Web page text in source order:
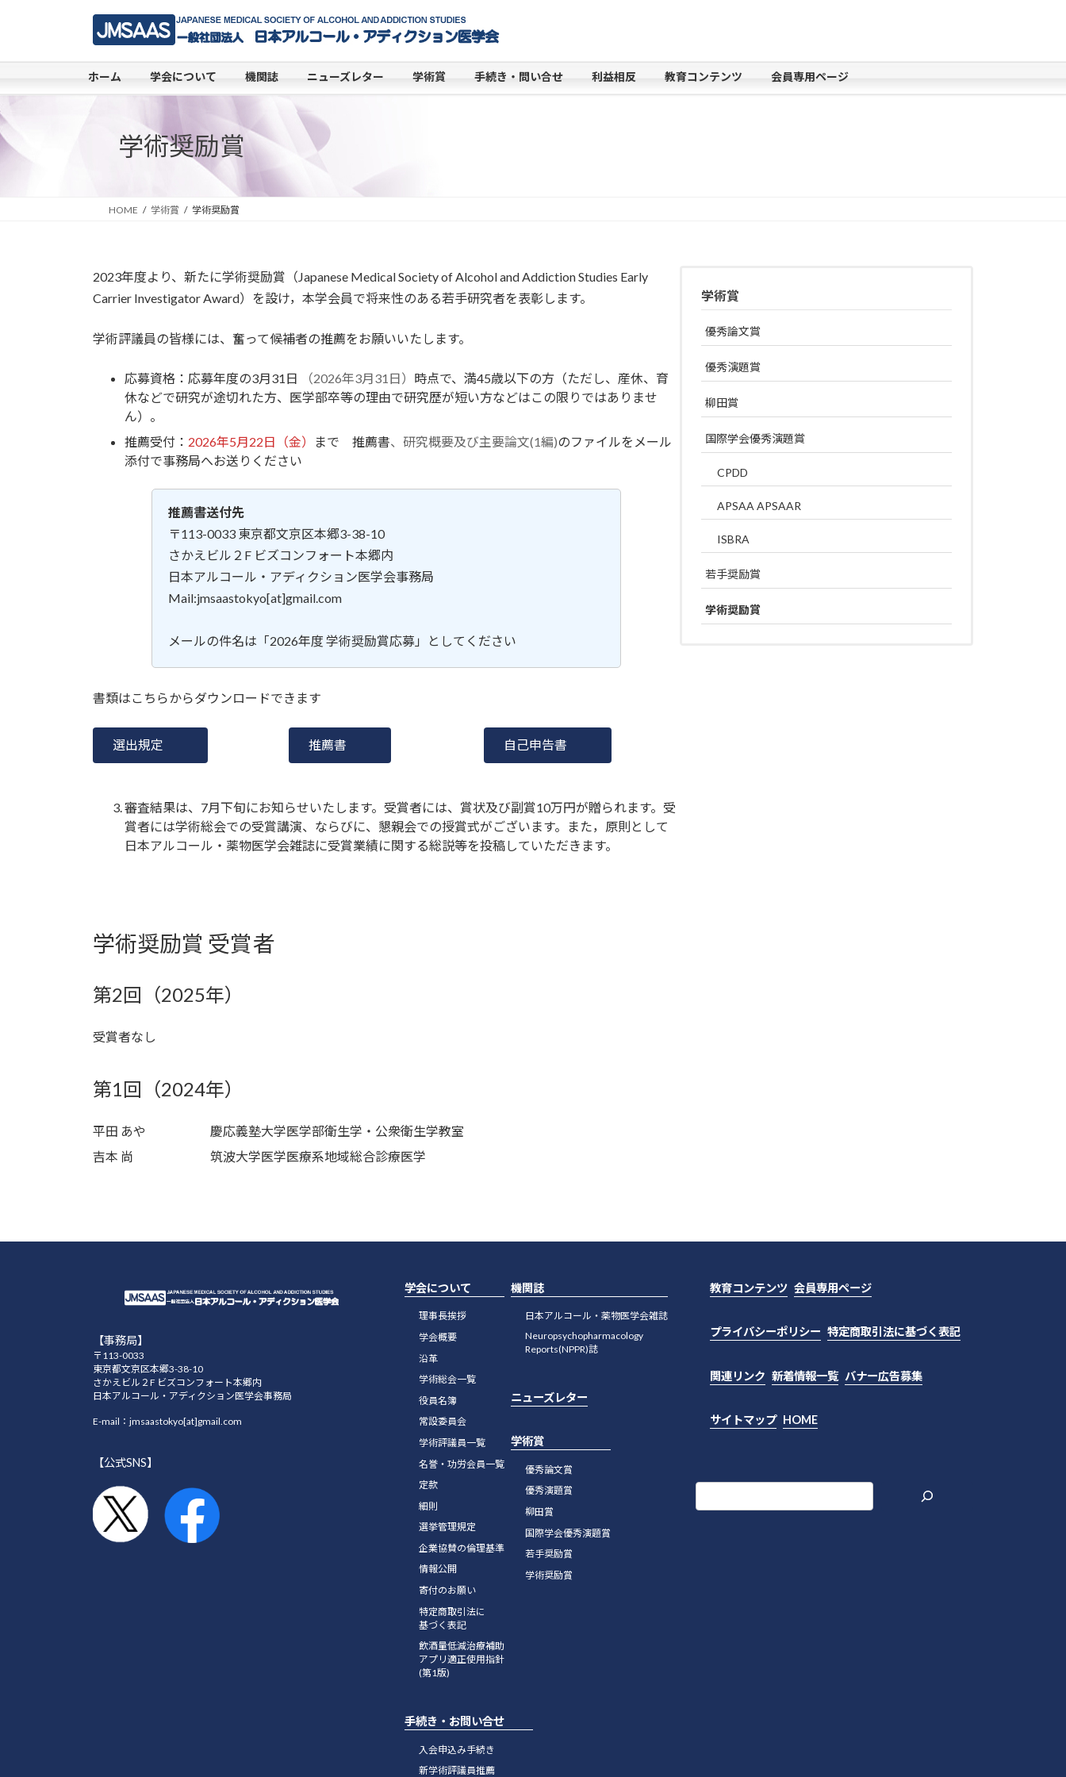
ン
ス
キ
ー
ン
に
ホーム 学会について 機関誌 ニューズレター 学術賞 手続き・問い合せ 利益相反 教育コンテンツ 会員専用ページ
学術奨励賞
HOME 学術賞 学術奨励賞
2023年度より、新たに学術奨励賞（Japanese Medical Society of Alcohol and Addiction Studies Early
Carrier Investigator Award）を設け，本学会員で将来性のある若手研究者を表彰します。
学術評議員の皆様には、奮って候補者の推薦をお願いいたします。
応募資格：応募年度の3月31日 （2026年3月31日） 時点で、満45歳以下の方（ただし、産休、育
休などで研究が途切れた方、医学部卒等の理由で研究歴が短い方などはこの限りではありませ
ん）。
推薦受付： 2026年5月22日（金） まで 推薦書、研究概要及び主要論文(1編)のファイルをメール
添付で事務局へお送りください
推薦書送付先
〒113-0033 東京都文京区本郷3-38-10
さかえビル２F ビズコンフォート本郷内
日本アルコール・アディクション医学会事務局
Mail:jmsaastokyo[at]gmail.com
メールの件名は「2026年度 学術奨励賞応募」としてください
書類はこちらからダウンロードできます
選出規定 推薦書 自己申告書
審査結果は、7月下旬にお知らせいたします。受賞者には、賞状及び副賞10万円が贈られます。受
賞者には学術総会での受賞講演、ならびに、懇親会での授賞式がございます。また，原則として
日本アルコール・薬物医学会雑誌に受賞業績に関する総説等を投稿していただきます。
学術奨励賞 受賞者
第2回（2025年）
受賞者なし
第1回（2024年）
平田 あや
慶応義塾大学医学部衛生学・公衆衛生学教室
吉本 尚
筑波大学医学医療系地域総合診療医学
学術賞
優秀論文賞
優秀演題賞
柳田賞
国際学会優秀演題賞
CPDD
APSAA APSAAR
ISBRA
若手奨励賞
学術奨励賞
【事務局】
〒113-0033
東京都文京区本郷3-38-10
さかえビル２F ビズコンフォート本郷内
日本アルコール・アディクション医学会事務局
E-mail：jmsaastokyo[at]gmail.com
【公式SNS】
学会について
理事長挨拶
学会概要
沿革
学術総会一覧
役員名簿
常設委員会
学術評議員一覧
名誉・功労会員一覧
定款
細則
選挙管理規定
企業協賛の倫理基準
情報公開
寄付のお願い
特定商取引法に
基づく表記
飲酒量低減治療補助
アプリ適正使用指針
(第1版)
機関誌
日本アルコール・薬物医学会雑誌
Neuropsychopharmacology
Reports(NPPR)誌
ニューズレター
学術賞
優秀論文賞
優秀演題賞
柳田賞
国際学会優秀演題賞
若手奨励賞
学術奨励賞
手続き・お問い合せ
入会申込み手続き
新学術評議員推薦
教育コンテンツ 会員専用ページ
プライバシーポリシー 特定商取引法に基づく表記
関連リンク 新着情報一覧 バナー広告募集
サイトマップ HOME